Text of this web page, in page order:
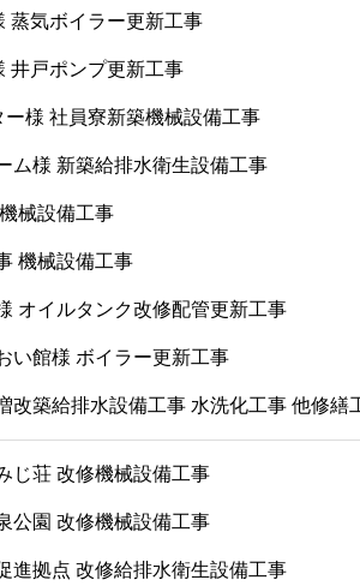
蒸気ボイラー更新工事
井戸ポンプ更新工事
様 社員寮新築機械設備工事
ム様 新築給排水衛生設備工事
械設備工事
機械設備工事
オイルタンク改修配管更新工事
い館様 ボイラー更新工事
改築給排水設備工事 水洗化工事 他修繕
じ荘 改修機械設備工事
公園 改修機械設備工事
進拠点 改修給排水衛生設備工事